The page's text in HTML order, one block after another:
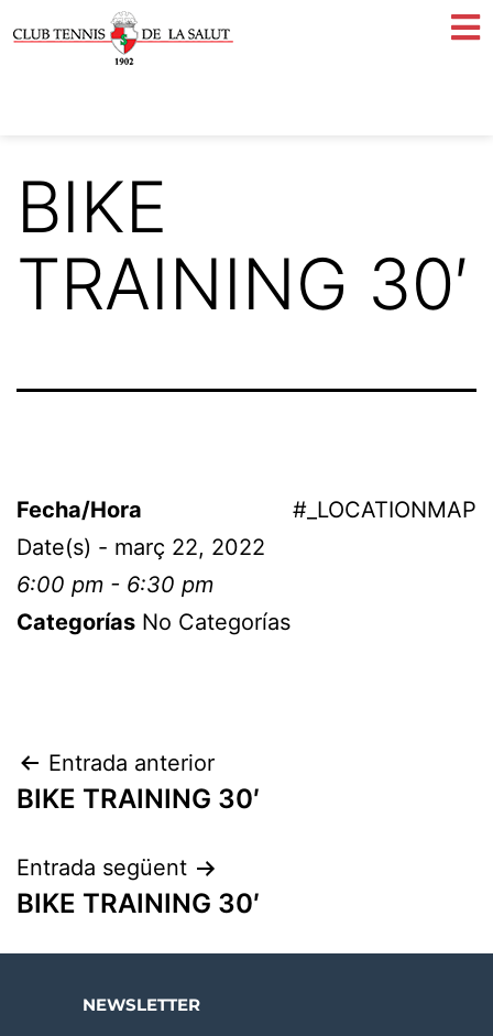
BIKE
TRAINING 30′
#_LOCATIONMAP
Fecha/Hora
Date(s) - març 22, 2022
6:00 pm - 6:30 pm
Categorías No Categorías
Entrada anterior
BIKE TRAINING 30′
Entrada següent
BIKE TRAINING 30′
NEWSLETTER